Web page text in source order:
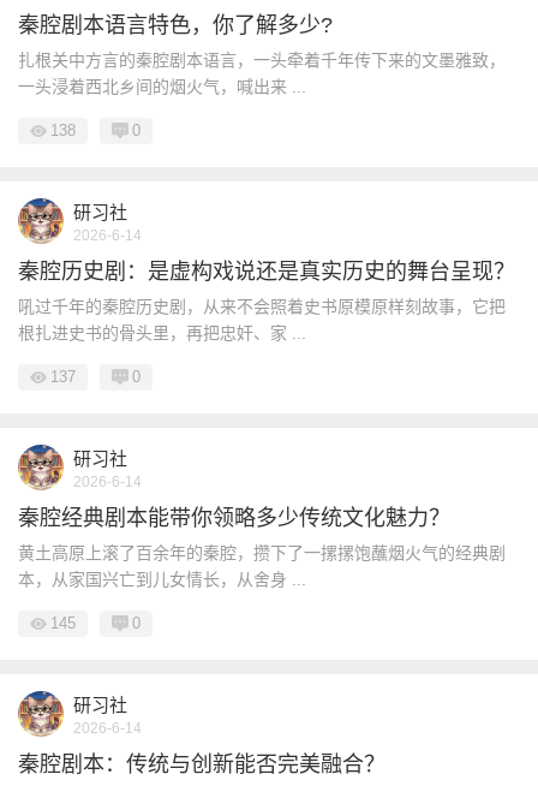
秦腔剧本语言特色，你了解多少?
扎根关中方言的秦腔剧本语言，一头牵着千年传下来的文墨雅致，
一头浸着西北乡间的烟火气，喊出来 ...
138 0
研习社
2026-6-14
秦腔历史剧：是虚构戏说还是真实历史的舞台呈现？
吼过千年的秦腔历史剧，从来不会照着史书原模原样刻故事，它把
根扎进史书的骨头里，再把忠奸、家 ...
137 0
研习社
2026-6-14
秦腔经典剧本能带你领略多少传统文化魅力？
黄土高原上滚了百余年的秦腔，攒下了一摞摞饱蘸烟火气的经典剧
本，从家国兴亡到儿女情长，从舍身 ...
145 0
研习社
2026-6-14
秦腔剧本：传统与创新能否完美融合？